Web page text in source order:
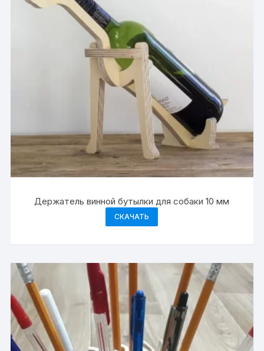
Держатель винной бутылки для собаки 10 мм
СКАЧАТЬ